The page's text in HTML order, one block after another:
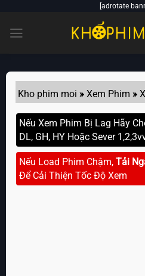
content
[adrotate
Kho phim moi »Xem Phim »
Nếu Xem Phim Bị Lag Hãy
DL, GH, HY Hoặc Sever
Nếu Load Phim Chậm,Tải
Để Cải Thiện Tốc Độ Xem